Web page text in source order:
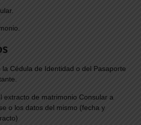
la Cédula de Identidad o del Pasaporte
extracto de matrimonio Consular a
o los datos del mismo (fecha y